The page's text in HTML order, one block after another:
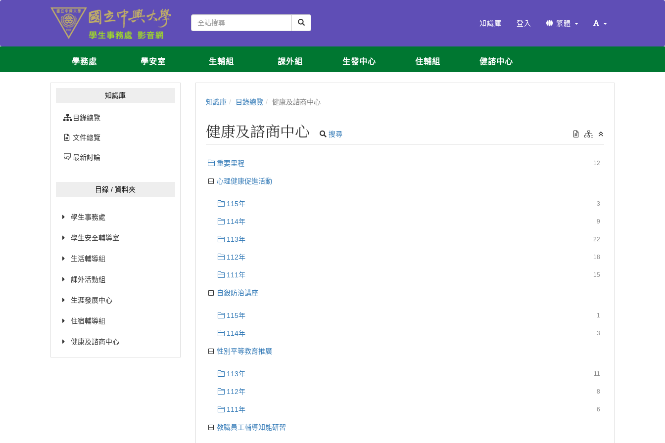
知識庫 登入 繁體
學務處 學安室 生輔組 課外組 生發中心 住輔組 健諮中心
知識庫
目錄總覽
文件總覽
最新討論
目錄 / 資料夾
學生事務處
學生安全輔導室
生活輔導組
課外活動組
生涯發展中心
住宿輔導組
健康及諮商中心
知識庫 目錄總覽 健康及諮商中心
健康及諮商中心 搜尋
12
重要里程
心理健康促進活動
3
115年
9
114年
22
113年
18
112年
15
111年
自殺防治講座
1
115年
3
114年
性別平等教育推廣
11
113年
8
112年
6
111年
教職員工輔導知能研習